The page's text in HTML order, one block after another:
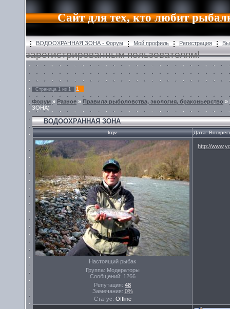
Сайт для тех, кто любит
ВОДООХРАННАЯ ЗОНА - Форум Мой профиль Регистрация
зарегистрированным пользователям!
Страница 1 из 1 1
Форум » Разное » Правила рыболовства, экология, браконьерство »
ЗОНА)
ВОДООХРАННАЯ ЗОНА
kgv Дата:
Настоящий рыбак
Группа: Модераторы
Сообщений: 1266
Репутация: 48
Замечания: 0%
Статус: Offline
http://